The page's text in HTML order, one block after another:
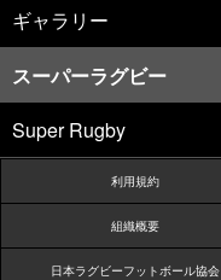
ギャラリー
スーパーラグビー
Super Rugby
利用規約
組織概要
日本ラグビーフットボール協会